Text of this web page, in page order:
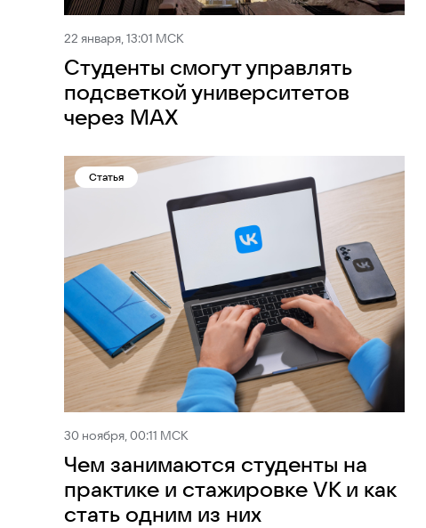
22 января, 13:01 МСК
Студенты смогут управлять
подсветкой университетов
через МАХ
Статья
30 ноября, 00:11 МСК
Чем занимаются студенты на
практике и стажировке VK и как
стать одним из них